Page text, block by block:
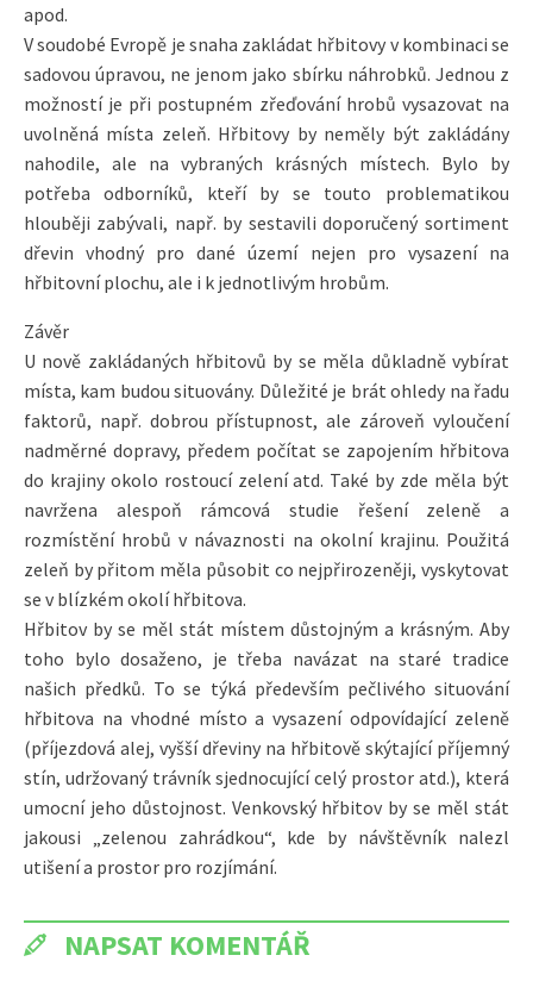
apod.
V soudobé Evropě je snaha zakládat hřbitovy v kombinaci se
sadovou úpravou, ne jenom jako sbírku náhrobků. Jednou z
možností je při postupném zřeďování hrobů vysazovat na
uvolněná místa zeleň. Hřbitovy by neměly být zakládány
nahodile, ale na vybraných krásných místech. Bylo by
potřeba odborníků, kteří by se touto problematikou
hlouběji zabývali, např. by sestavili doporučený sortiment
dřevin vhodný pro dané území nejen pro vysazení na
hřbitovní plochu, ale i k jednotlivým hrobům.
Závěr
U nově zakládaných hřbitovů by se měla důkladně vybírat
místa, kam budou situovány. Důležité je brát ohledy na řadu
faktorů, např. dobrou přístupnost, ale zároveň vyloučení
nadměrné dopravy, předem počítat se zapojením hřbitova
do krajiny okolo rostoucí zelení atd. Také by zde měla být
navržena alespoň rámcová studie řešení zeleně a
rozmístění hrobů v návaznosti na okolní krajinu. Použitá
zeleň by přitom měla působit co nejpřirozeněji, vyskytovat
se v blízkém okolí hřbitova.
Hřbitov by se měl stát místem důstojným a krásným. Aby
toho bylo dosaženo, je třeba navázat na staré tradice
našich předků. To se týká především pečlivého situování
hřbitova na vhodné místo a vysazení odpovídající zeleně
(příjezdová alej, vyšší dřeviny na hřbitově skýtající příjemný
stín, udržovaný trávník sjednocující celý prostor atd.), která
umocní jeho důstojnost. Venkovský hřbitov by se měl stát
jakousi „zelenou zahrádkou“, kde by návštěvník nalezl
utišení a prostor pro rozjímání.
NAPSAT KOMENTÁŘ